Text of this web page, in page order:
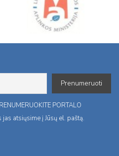
PORTALO
jas atsiųsime į Jūsų el. paštą.